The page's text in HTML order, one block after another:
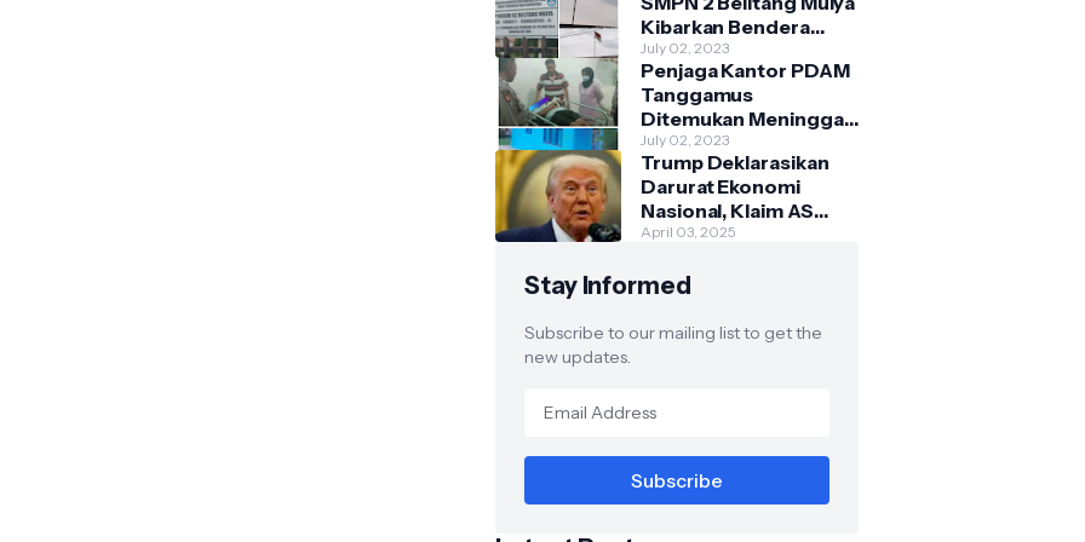
Kibarkan Bendera
Usang dan Sobek
July 02, 2023
Penjaga Kantor PDAM
Tanggamus
Ditemukan Meninggal
di Belakang Kantornya.
July 02, 2023
Trump Deklarasikan
Darurat Ekonomi
Nasional, Klaim AS
Terus Diperlakukan
Asing"
April 03, 2025
Stay Informed
Subscribe to our mailing list to get the
new updates.